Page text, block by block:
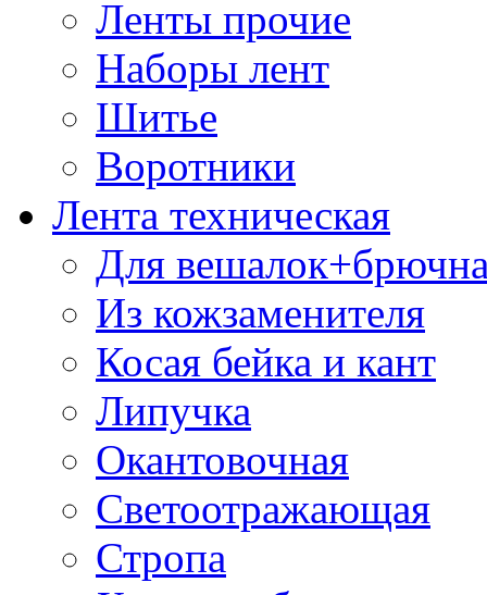
Ленты прочие
Наборы лент
Шитье
Воротники
Лента техническая
Для
Из кожзаменителя
Косая бейка и кант
Липучка
Окантовочная
Светоотражающая
Стропа